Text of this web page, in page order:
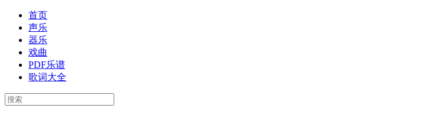
首页
声乐
器乐
戏曲
PDF乐谱
歌词大全